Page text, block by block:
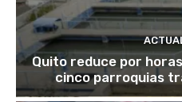
Quito reduce por
cinco parroquias